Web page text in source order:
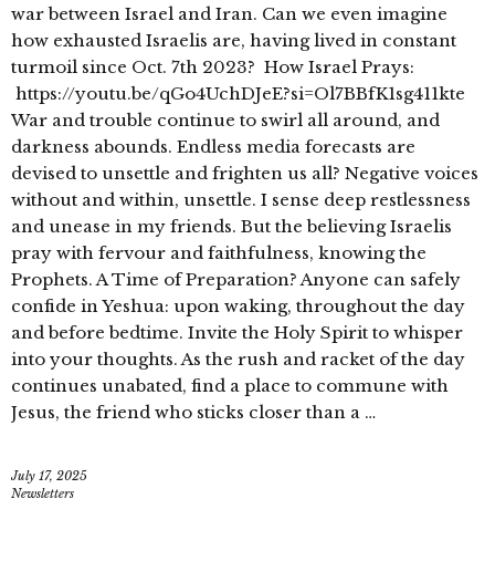
war between Israel and Iran. Can we even imagine
how exhausted Israelis are, having lived in constant
turmoil since Oct. 7th 2023? How Israel Prays:
https://youtu.be/qGo4UchDJeE?si=Ol7BBfK1sg411kte
War and trouble continue to swirl all around, and
darkness abounds. Endless media forecasts are
devised to unsettle and frighten us all? Negative voices
without and within, unsettle. I sense deep restlessness
and unease in my friends. But the believing Israelis
pray with fervour and faithfulness, knowing the
Prophets. A Time of Preparation? Anyone can safely
confide in Yeshua: upon waking, throughout the day
and before bedtime. Invite the Holy Spirit to whisper
into your thoughts. As the rush and racket of the day
continues unabated, find a place to commune with
Jesus, the friend who sticks closer than a …
July 17, 2025
Newsletters